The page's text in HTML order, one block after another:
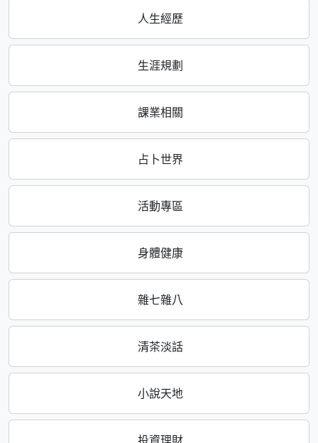
人生經歷
生涯規劃
課業相關
占卜世界
活動專區
身體健康
雜七雜八
清茶淡話
小說天地